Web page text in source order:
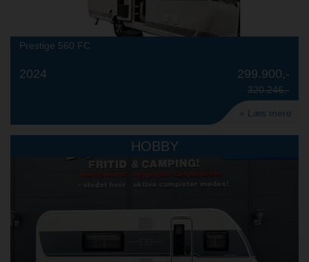
Prestige 560 FC
2024 299.900,-
320.246,-
» Læs mere
HOBBY